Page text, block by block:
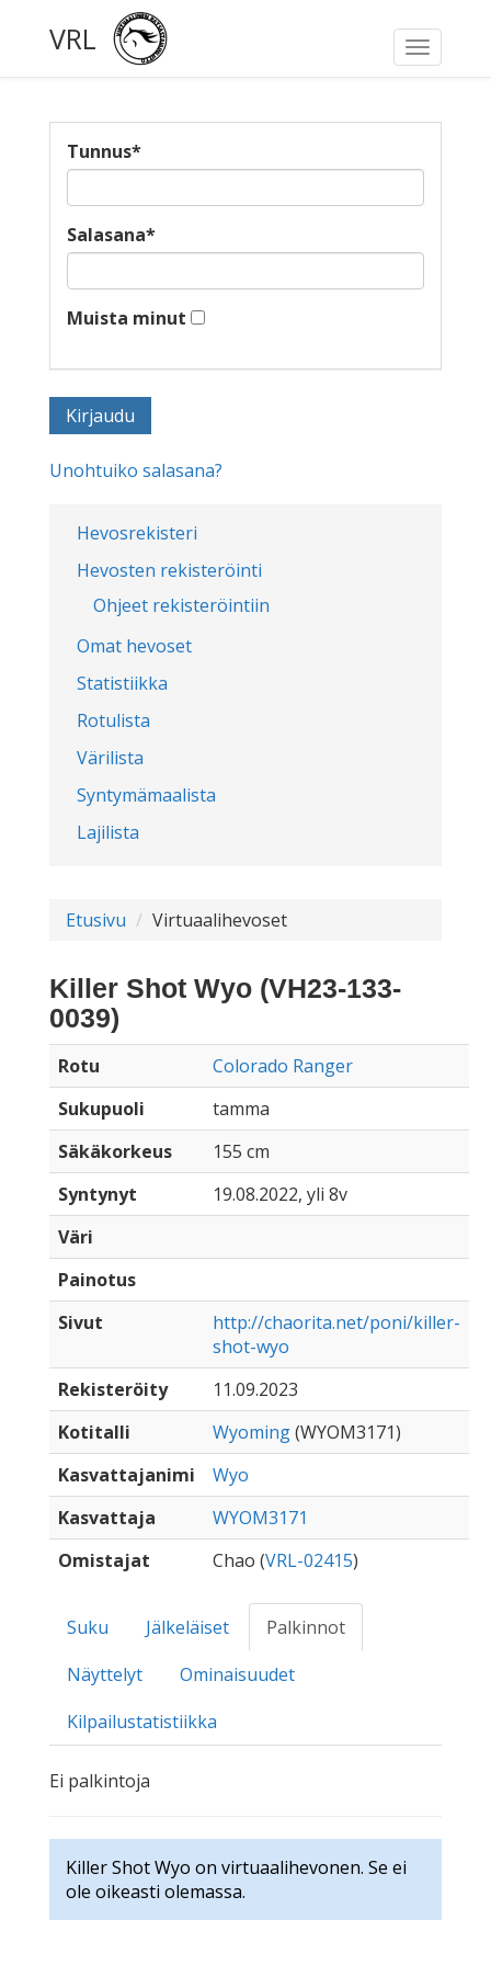
Toggle
VRL
Hevosrekisteri
Hevosten rekisteröinti
Ohjeet rekisteröintiin
Omat hevoset
Statistiikka
Rotulista
Värilista
Syntymämaalista
Lajilista
Tunnus*
Salasana*
Muista minut
Unohtuiko salasana?
Etusivu Virtuaalihevoset
Killer Shot Wyo (VH23-133-
0039)
Rotu
Colorado Ranger
Sukupuoli
tamma
Säkäkorkeus
155 cm
Syntynyt
19.08.2022, yli 8v
Väri
Painotus
Sivut
http://chaorita.net/poni/killer-
shot-wyo
Rekisteröity
11.09.2023
Kotitalli
Wyoming(WYOM3171)
Kasvattajanimi
Wyo
Kasvattaja
WYOM3171
Omistajat
Chao (VRL-02415)
Suku Jälkeläiset
Palkinnot
Näyttelyt
Ominaisuudet
Kilpailustatistiikka
Ei palkintoja
Killer Shot Wyo on virtuaalihevonen. Se ei
ole oikeasti olemassa.